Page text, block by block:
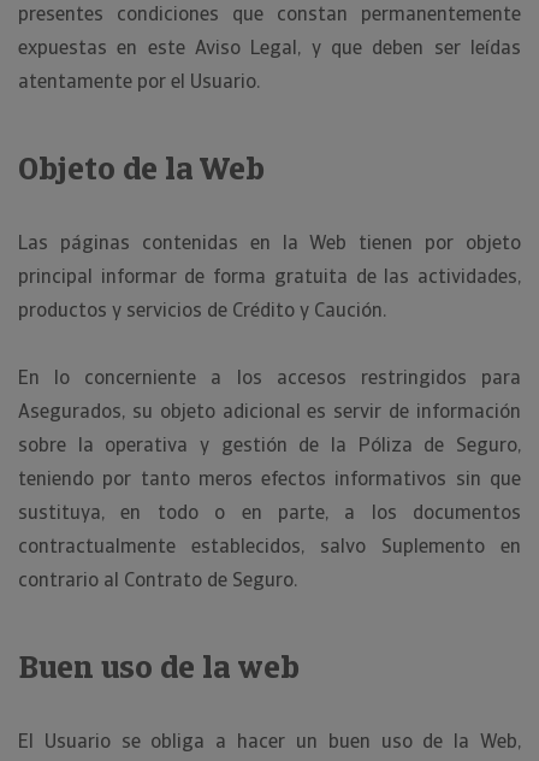
presentes condiciones que constan permanentemente
expuestas en este Aviso Legal, y que deben ser leídas
atentamente por el Usuario.
Objeto de la Web
Las páginas contenidas en la Web tienen por objeto
principal informar de forma gratuita de las actividades,
productos y servicios de Crédito y Caución.
En lo concerniente a los accesos restringidos para
Asegurados, su objeto adicional es servir de información
sobre la operativa y gestión de la Póliza de Seguro,
teniendo por tanto meros efectos informativos sin que
sustituya, en todo o en parte, a los documentos
contractualmente establecidos, salvo Suplemento en
contrario al Contrato de Seguro.
Buen uso de la web
El Usuario se obliga a hacer un buen uso de la Web,